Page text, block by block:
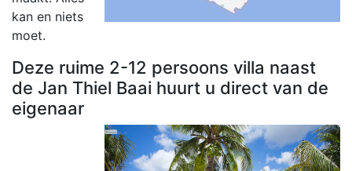
kan en niets
moet.
Deze ruime 2-12 persoons villa naast
de Jan Thiel Baai huurt u direct van de
eigenaar